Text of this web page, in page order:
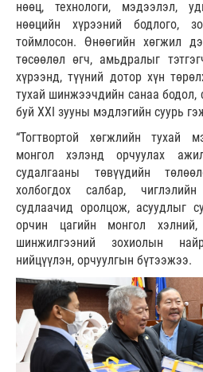
нөөц, технологи, мэдээлэл,
нөөцийн хүрээний бодлого,
тоймлосон. Өнөөгийн хөгжил
төсөөлөл өгч, амьдралыг
хүрээнд, түүний дотор хүн
тухай шинжээчдийн санаа бодол,
буй ХХI зууны мэдлэгийн суурь
“Тогтвортой хөгжлийн тухай
монгол хэлэнд орчуулах
судалгааны төвүүдийн
холбогдох салбар,
судлаачид оролцож, асуудлыг
орчин цагийн монгол
шинжилгээний зохиолын
нийцүүлэн, орчуулгын бүтээжээ.